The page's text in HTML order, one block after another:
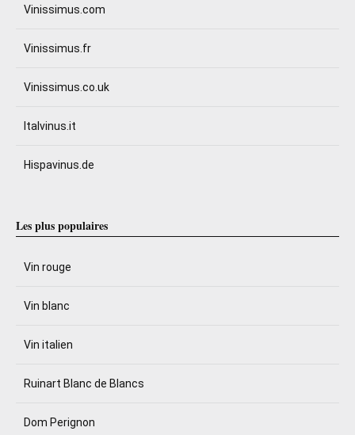
Vinissimus.com
Vinissimus.fr
Vinissimus.co.uk
Italvinus.it
Hispavinus.de
Les plus populaires
Vin rouge
Vin blanc
Vin italien
Ruinart Blanc de Blancs
Dom Perignon